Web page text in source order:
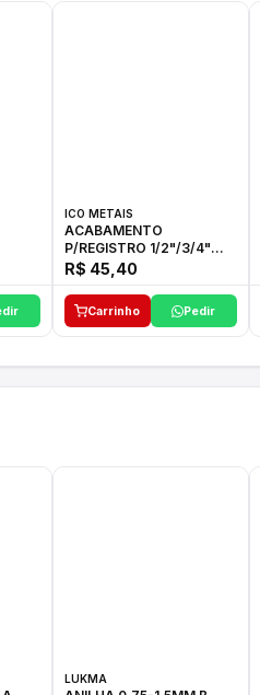
ICO METAIS
ACABAMENTO
P/REGISTRO 1/2"/3/4"
1416 ACB 33 E ICO
R$ 45,40
Carrinho Pedir
LUKMA